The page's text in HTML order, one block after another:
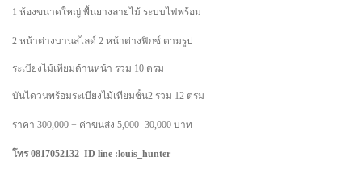
1 ห้องขนาดใหญ่ พื้นยางลายไม้ ระบบไฟพร้อม
2 หน้าต่างบานสไลด์ 2 หน้าต่างฟิกซ์ ตามรูป
ระเบียงไม้เทียมด้านหน้า รวม 10 ตรม
บันไดวนพร้อมระเบียงไม้เทียมชั้น2 รวม 12 ตรม
ราคา 300,000 + ค่าขนส่ง 5,000 -30,000 บาท
โทร 0817052132 ID line :louis_hunter